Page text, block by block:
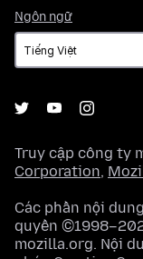
Ngôn ngữ
ngữ
Truy cập công ty
Corporation,
Các phần nội
quyền
mozilla.org. Nội